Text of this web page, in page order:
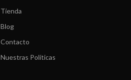
Tienda
Blog
Contacto
Nuestras Políticas